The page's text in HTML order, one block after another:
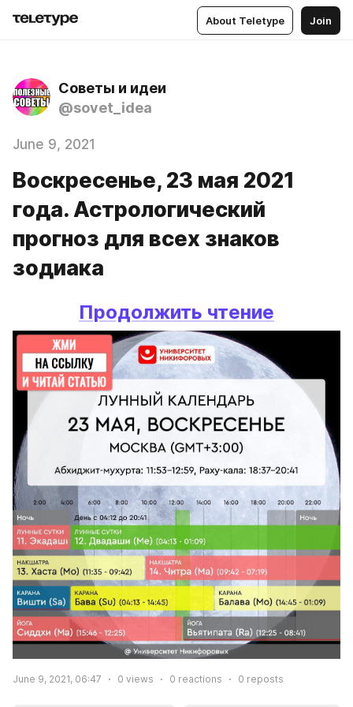
About Teletype Join
Советы и идеи
@sovet_idea
June 9, 2021
Воскресенье, 23 мая 2021
года. Астрологический
прогноз для всех знаков
зодиака
Продолжить чтение
June 9, 2021, 06:47 0 views 0 reactions 0 reposts